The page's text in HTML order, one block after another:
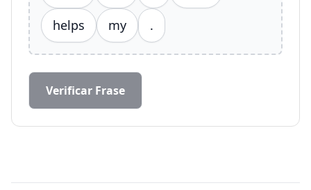
helps my .
Verificar Frase